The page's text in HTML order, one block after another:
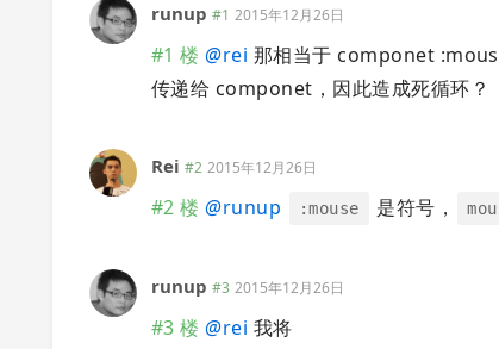
runup #1 2015年12月26日
#1 楼 @rei 那相当于 componet
传递给 componet，因此造成死循环？
Rei #2 2015年12月26日
#2 楼 @runup :mouse 是符号，
runup #3 2015年12月26日
#3 楼 @rei 我将